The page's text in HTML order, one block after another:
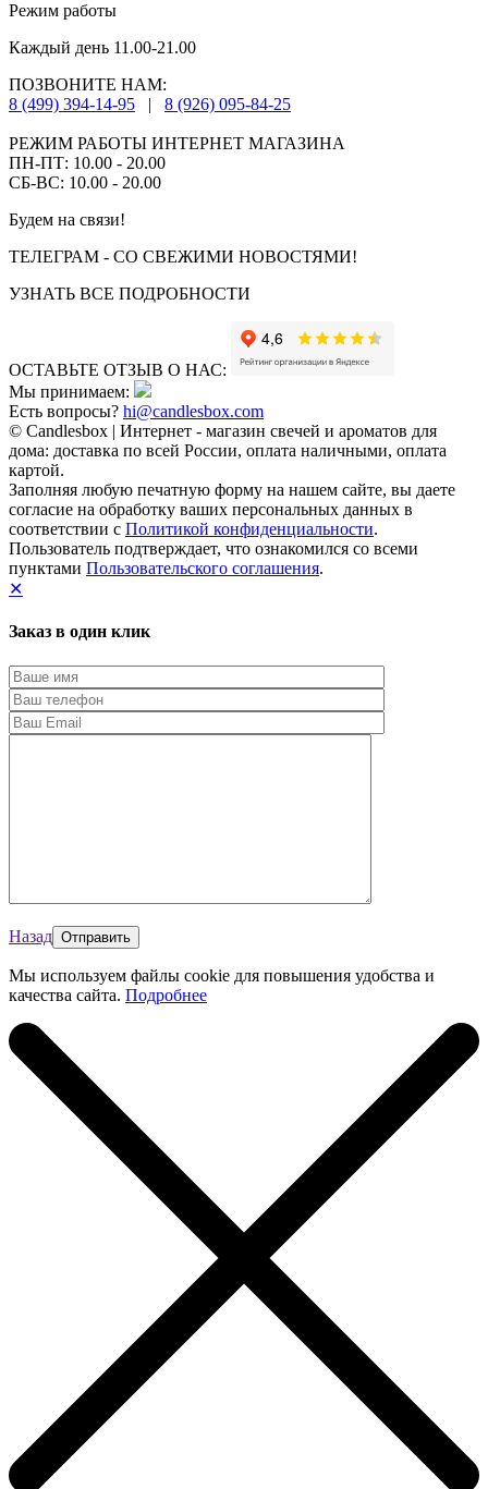
Режим работы
Каждый день 11.00-21.00
ПОЗВОНИТЕ НАМ:
8 (499) 394-14-95
| 8 (926) 095-84-25
РЕЖИМ РАБОТЫ ИНТЕРНЕТ МАГАЗИНА
ПН-ПТ: 10.00 - 20.00
СБ-ВС: 10.00 - 20.00
Будем на связи!
ТЕЛЕГРАМ - СО СВЕЖИМИ НОВОСТЯМИ!
УЗНАТЬ ВСЕ ПОДРОБНОСТИ
ОСТАВЬТЕ ОТЗЫВ О НАС:
Мы принимаем:
Есть вопросы? hi@candlesbox.com
© Candlesbox | Интернет - магазин свечей и ароматов для
дома: доставка по всей России, оплата наличными, оплата
картой.
Заполняя любую печатную форму на нашем сайте, вы даете
согласие на обработку ваших персональных данных в
соответствии с Политикой конфиденциальности.
Пользователь подтверждает, что ознакомился со всеми
пунктами Пользовательского соглашения.
✕
Заказ в один клик
Назад
Мы используем файлы cookie для повышения удобства и
качества сайта. Подробнее